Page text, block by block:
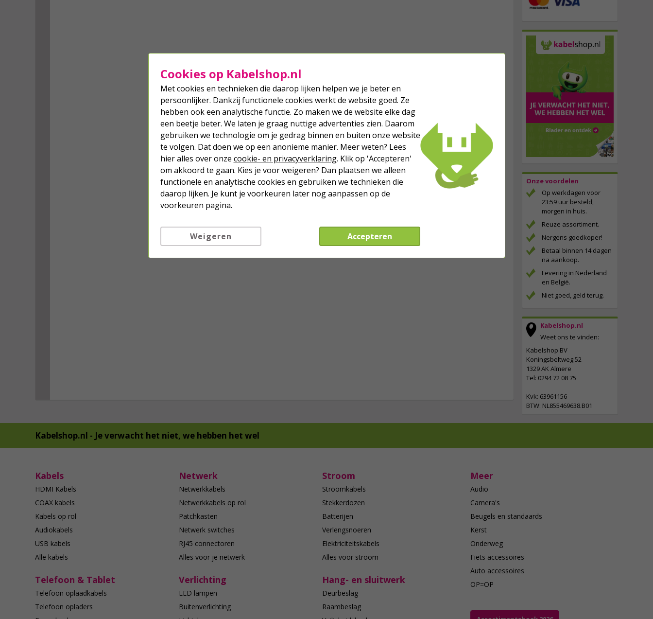
Onze voordelen
Op werkdagen voor
23:59 uur besteld,
morgen in huis.
Reuze assortiment.
Nergens goedkoper!
Betaal binnen 14 dagen
na aankoop.
Levering in Nederland
en België.
Niet goed, geld terug.
Kabelshop.nl
Weet ons te vinden:
Kabelshop BV
Koningsbeltweg 52
1329 AK Almere
Tel: 0294 72 08 75
Kvk: 63961156
BTW: NL855469638.B01
Kabelshop.nl - Je verwacht het niet, we hebben het wel
Kabels
HDMI Kabels
COAX kabels
Kabels op rol
Audiokabels
USB kabels
Alle kabels
Netwerk
Netwerkkabels
Netwerkkabels op rol
Patchkasten
Netwerk switches
RJ45 connectoren
Alles voor je netwerk
Stroom
Stroomkabels
Stekkerdozen
Batterijen
Verlengsnoeren
Elektriciteitskabels
Alles voor stroom
Telefoon & Tablet
Telefoon oplaadkabels
Telefoon opladers
Verlichting
LED lampen
Buitenverlichting
Hang- en sluitwerk
Deurbeslag
Raambeslag
Meer
Audio
Camera's
Beugels en standaards
Kerst
Onderweg
Fiets accessoires
Auto accessoires
OP=OP
Cookies op Kabelshop.nl
Met cookies en technieken die daarop lijken helpen we je beter en
persoonlijker. Dankzij functionele cookies werkt de website goed. Ze
hebben ook een analytische functie. Zo maken we de website elke dag
een beetje beter. We laten je graag nuttige advertenties zien. Daarom
gebruiken we technologie om je gedrag binnen en buiten onze website
te volgen. Dat doen we op een anonieme manier. Meer weten? Lees
hier alles over onze cookie- en privacyverklaring. Klik op 'Accepteren'
om akkoord te gaan. Kies je voor weigeren? Dan plaatsen we alleen
functionele en analytische cookies en gebruiken we technieken die
daarop lijken. Je kunt je voorkeuren later nog aanpassen op de
voorkeuren pagina.
Accepteren
Weigeren